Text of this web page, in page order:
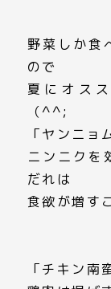
野菜しか食
ので
夏にオス
（^^;
「ヤンニョ
ニンニクを
だれは
食欲が増す
「チキン南